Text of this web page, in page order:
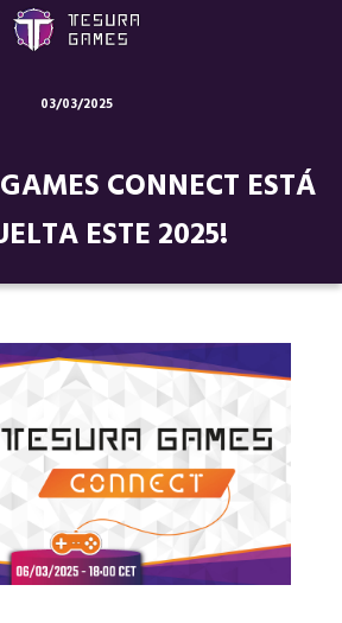
03/03/2025
CONNECT ESTÁ
ESTE 2025!
Store
Blog
Contacto
redes: